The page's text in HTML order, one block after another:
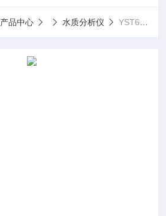
产品中心 水质分析仪 YST618T-SS580T水质分析悬浮物浓度计